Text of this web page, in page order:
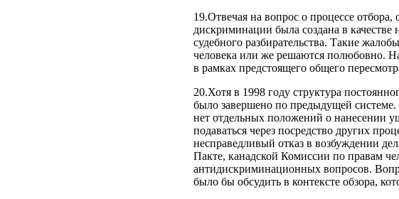
19.Отвечая на вопрос о процессе
дискриминации была создана в качестве
судебного разбирательства. Такие
человека или же решаются полюбовно.
в рамках предстоящего общего
20.Хотя в 1998 году структура
было завершено по предыдущей
нет отдельных положений о нанесении
подаваться через посредство других
несправедливый отказ в возбуждении
Пакте, канадской Комиссии по правам
антидискриминационных вопросов.
было бы обсудить в контексте обзора,